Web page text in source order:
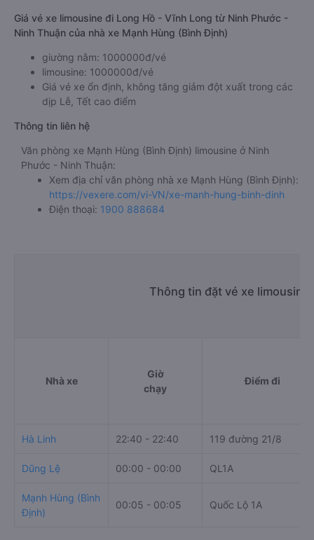
Giá vé xe limousine đi Long Hồ - Vĩnh Long từ Ninh Phước -
Ninh Thuận của nhà xe Mạnh Hùng (Bình Định)
giường nằm: 1000000đ/vé
limousine: 1000000đ/vé
Giá vé xe ổn định, không tăng giảm đột xuất trong các
dịp Lễ, Tết cao điểm
Thông tin liên hệ
Văn phòng xe Mạnh Hùng (Bình Định) limousine ở Ninh
Phước - Ninh Thuận:
Xem địa chỉ văn phòng nhà xe Mạnh Hùng (Bình Định):
https://vexere.com/vi-VN/xe-manh-hung-binh-dinh
Điện thoại: 1900 888684
Thông tin đặt vé xe limousine
Nhà xe
Giờ
chạy
Điểm đi
Hà Linh 22:40 - 22:40 119 đường 21/8
Dũng Lệ 00:00 - 00:00 QL1A
Mạnh Hùng (Bình
Định)
00:05 - 00:05 Quốc Lộ 1A